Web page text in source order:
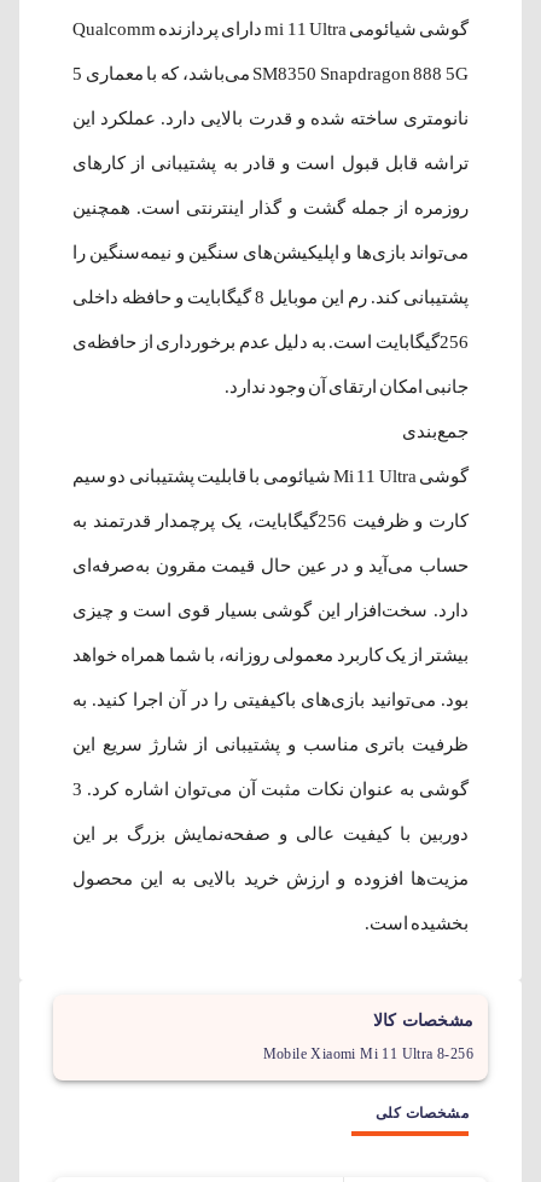
گوشی شیائومی mi 11 Ultra دارای پردازنده Qualcomm
SM8350 Snapdragon 888 5G می‌باشد، که با معماری 5
نانومتری ساخته‌ شده و قدرت بالایی دارد. عملکرد این
تراشه قابل قبول است و قادر به پشتیبانی از کارهای
روزمره از جمله گشت‌ و گذار اینترنتی است. همچنین
می‌تواند بازی‌ها و اپلیکیشن‌های سنگین و نیمه‌سنگین را
پشتیبانی کند. رم این موبایل 8 گیگابایت و حافظه داخلی
256گیگابایت است. به دلیل عدم برخورداری از حافظه‌ی
جانبی امکان ارتقای آن وجود ندارد.
جمع‌بندی
گوشی Mi 11 Ultra شیائومی با قابلیت پشتیبانی دو سیم‌
کارت و ظرفیت 256گیگابایت، یک پرچمدار قدرتمند به
حساب می‌آید و در عین حال قیمت مقرون به‌صرفه‌ای
دارد. سخت‌‌افزار این گوشی بسیار قوی است و چیزی
بیشتر از یک کاربرد معمولی روزانه، با شما همراه خواهد
بود. می‌توانید بازی‌های باکیفیتی را در آن اجرا کنید. به
ظرفیت باتری مناسب و پشتیبانی از شارژ سریع این
گوشی به عنوان نکات مثبت آن می‌توان اشاره کرد. 3
دوربین با کیفیت عالی و صفحه‌نمایش بزرگ بر این
مزیت‌ها افزوده و ارزش خرید بالایی به این محصول
بخشیده‌ است.
مشخصات کالا
Mobile Xiaomi Mi 11 Ultra 8-256
مشخصات کلی